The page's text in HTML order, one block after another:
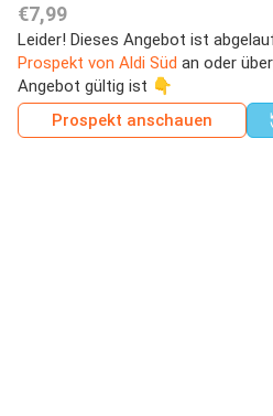
€7,99
Leider! Dieses Angebot ist
Prospekt von Aldi Süd an oder
Angebot gültig ist 👇
Prospekt anschauen